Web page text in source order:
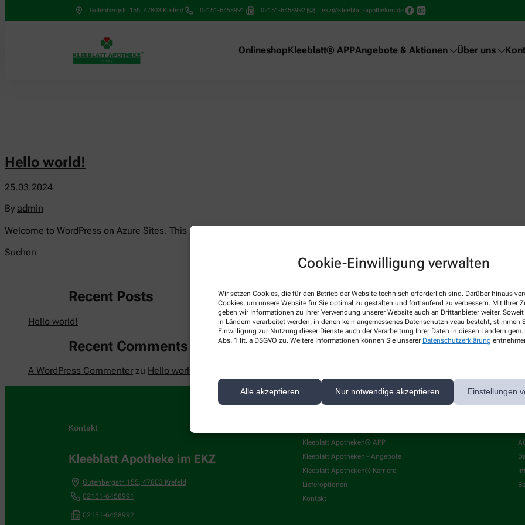
Cookie-Einwilligung verwalten
Wir setzen Cookies, die für den Betrieb der Website technisch erforderlich sind. Darüber hinaus
Cookies, um unsere Website für Sie optimal zu gestalten und fortlaufend zu verbessern. Mit Ihrer
geben wir Informationen zu Ihrer Verwendung unserer Website auch an Drittanbieter weiter. Soweit
in Ländern verarbeitet werden, in denen kein angemessenes Datenschutzniveau besteht, stimmen
Einwilligung zur Nutzung dieser Dienste auch der Verarbeitung Ihrer Daten in diesen Ländern
Abs. 1 lit. a DSGVO zu. Weitere Informationen können Sie unserer Datenschutzerklärung
Alle akzeptieren Nur notwendige akzeptieren Einstellungen
Gutenbergstr. 155, 47803 Krefeld 02151-6458991 02151-6458992 ekz@kleeblatt-apotheken.de
OnlineshopKleeblatt® APPAngebote & Aktionen Über uns
Hello world!
25.03.2024
By admin
Welcome to WordPress on Azure Sites. This is your first post. Edit or delete it, then start writing!
Suchen
Recent Posts
Hello world!
Recent Comments
A WordPress Commenter zu Hello world!
Kontakt
Kleeblatt Apotheke im EKZ
Gutenbergstr. 155 47803 Krefeld
02151-6458991
02151-6458992
Kleeblatt Apotheken® APP
Kleeblatt Apotheken - Angebote
Kleeblatt Apotheken® Karriere
Lieferoptionen
Kontakt